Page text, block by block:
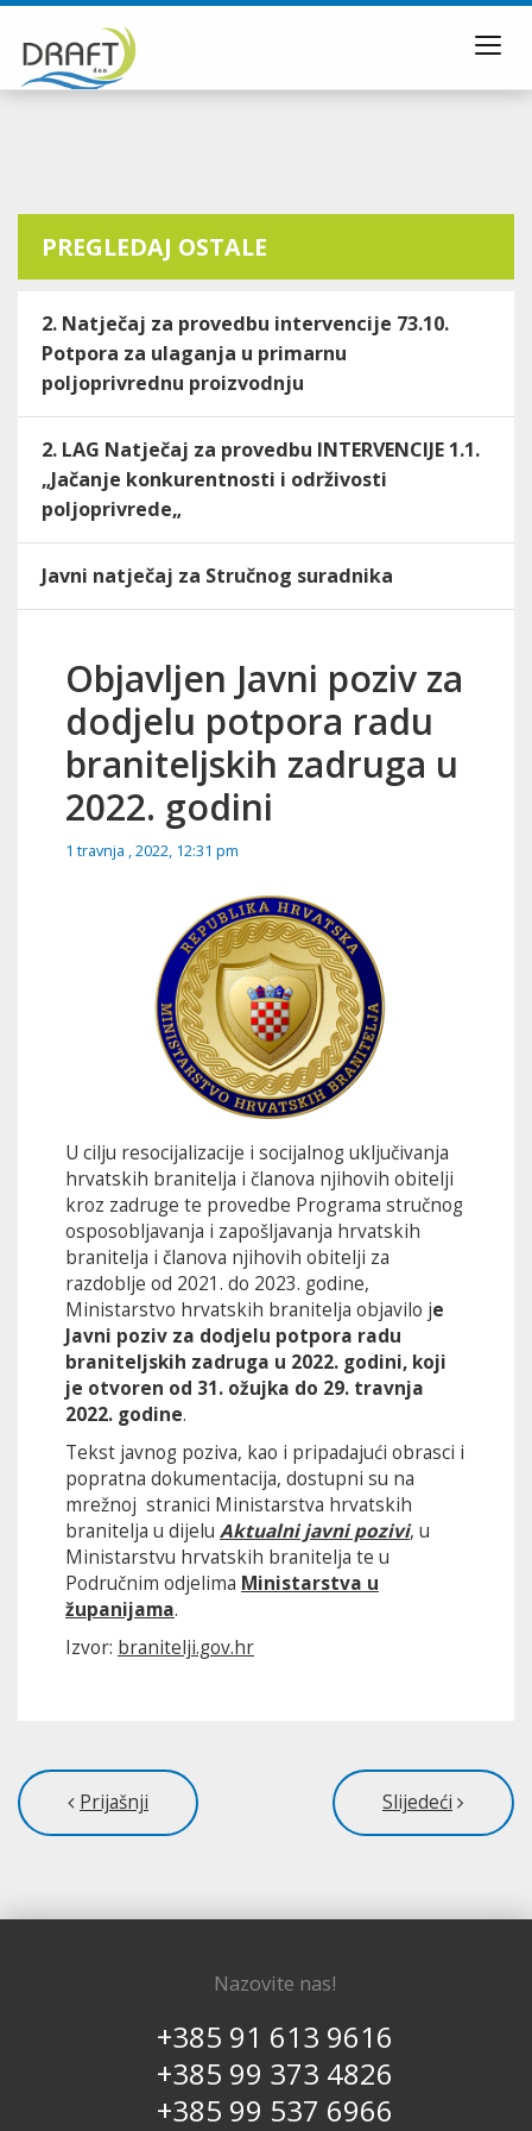
PREGLEDAJ OSTALE
2. Natječaj za provedbu intervencije 73.10.
Potpora za ulaganja u primarnu
poljoprivrednu proizvodnju
2. LAG Natječaj za provedbu INTERVENCIJE 1.1.
„Jačanje konkurentnosti i održivosti
poljoprivrede„
Javni natječaj za Stručnog suradnika
Objavljen Javni poziv za
dodjelu potpora radu
braniteljskih zadruga u
2022. godini
1 travnja , 2022, 12:31 pm
U cilju resocijalizacije i socijalnog uključivanja
hrvatskih branitelja i članova njihovih obitelji
kroz zadruge te provedbe Programa stručnog
osposobljavanja i zapošljavanja hrvatskih
branitelja i članova njihovih obitelji za
razdoblje od 2021. do 2023. godine,
Ministarstvo hrvatskih branitelja objavilo je
Javni poziv za dodjelu potpora radu
braniteljskih zadruga u 2022. godini, koji
je otvoren od 31. ožujka do 29. travnja
2022. godine.
Tekst javnog poziva, kao i pripadajući obrasci i
popratna dokumentacija, dostupni su na
mrežnoj stranici Ministarstva hrvatskih
branitelja u dijelu Aktualni javni pozivi, u
Ministarstvu hrvatskih branitelja te u
Područnim odjelima Ministarstva u
županijama.
Izvor: branitelji.gov.hr
Prijašnji Slijedeći
Nazovite nas!
+385 91 613 9616
+385 99 373 4826
+385 99 537 6966